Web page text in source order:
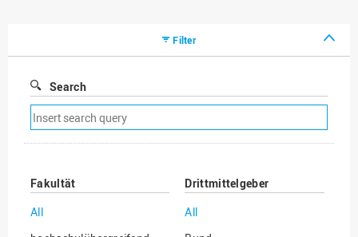
Filter
Search
Remove
search
filter
Fakultät
All
Drittmittelgeber
All